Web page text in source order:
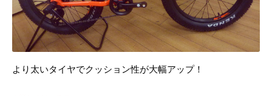
より太いタイヤでクッション性が大幅アップ！